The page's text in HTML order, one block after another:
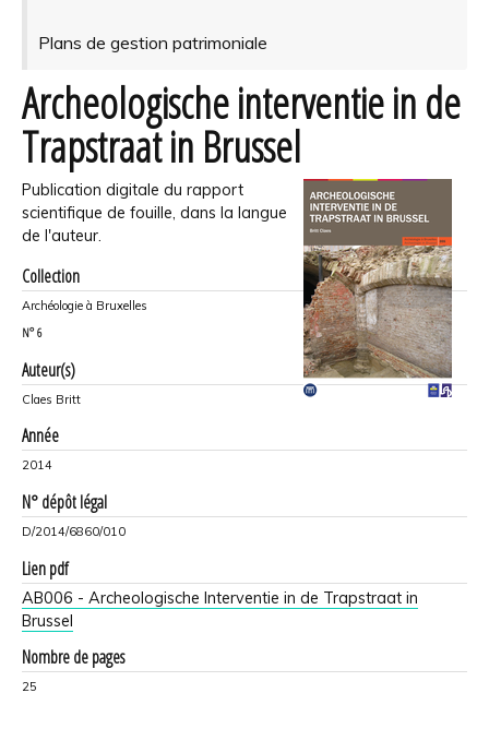
Plans de gestion patrimoniale
Archeologische interventie in de
Trapstraat in Brussel
Publication digitale du rapport
scientifique de fouille, dans la langue
de l'auteur.
Collection
Archéologie à Bruxelles
N° 6
Auteur(s)
Claes Britt
Année
2014
N° dépôt légal
D/2014/6860/010
Lien pdf
AB006 - Archeologische Interventie in de Trapstraat in
Brussel
Nombre de pages
25